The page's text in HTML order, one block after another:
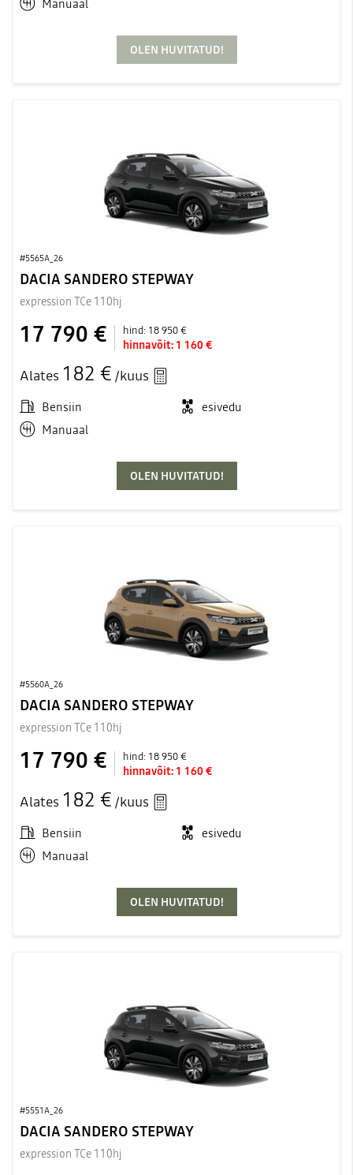
Manuaal
OLEN HUVITATUD!
#5565A_26
DACIA SANDERO STEPWAY
expression TCe 110hj
17 790 € hind: 18 950 €
hinnavõit: 1 160 €
Alates 182 € /kuus
Bensiin
esivedu
Manuaal
OLEN HUVITATUD!
#5560A_26
DACIA SANDERO STEPWAY
expression TCe 110hj
17 790 € hind: 18 950 €
hinnavõit: 1 160 €
Alates 182 € /kuus
Bensiin
esivedu
Manuaal
OLEN HUVITATUD!
#5551A_26
DACIA SANDERO STEPWAY
expression TCe 110hj